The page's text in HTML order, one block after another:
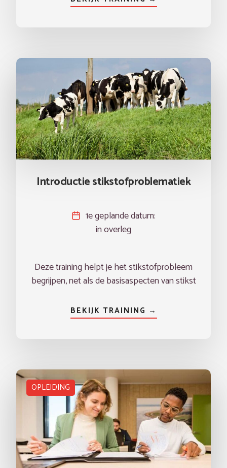
Introductie stikstofproblematiek
1e geplande datum:
in overleg
Deze training helpt je het stikstofprobleem
begrijpen, net als de basisaspecten van stikst
BEKIJK TRAINING →
OPLEIDING